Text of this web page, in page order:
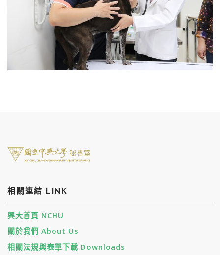
相關連結 LINK
興大首頁 NCHU
關於我們 About Us
相關法規與表單下載 Downloads